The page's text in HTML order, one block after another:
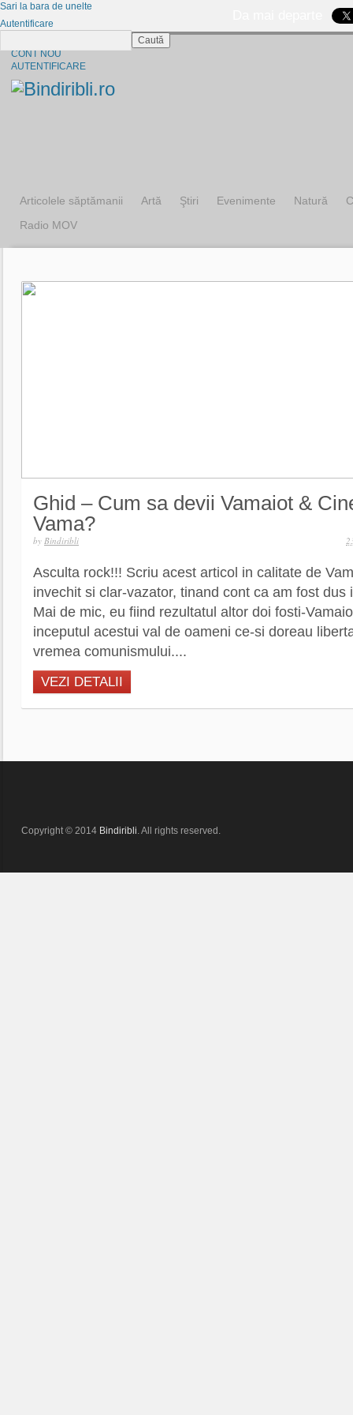
CONT NOU
AUTENTIFICARE
Articolele săptămanii Artă Ştiri Evenimente Natură
Radio MOV
Ghid – Cum sa devii Vamaiot &
Vama?
by Bindiribli
Asculta rock!!! Scriu acest articol in calitate de
invechit si clar-vazator, tinand cont ca am fost dus
Mai de mic, eu fiind rezultatul altor doi fosti-
inceputul acestui val de oameni ce-si doreau
vremea comunismului....
VEZI DETALII
Copyright © 2014 Bindiribli. All rights reserved.
Sari la bara de unelte
Autentificare
Caută